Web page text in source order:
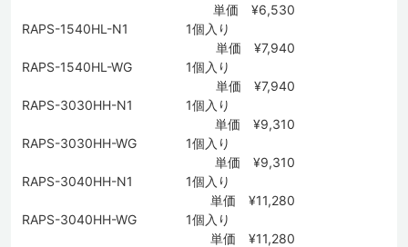
単価 ¥6,530
RAPS-1540HL-N1
1個入り
単価 ¥7,940
RAPS-1540HL-WG
1個入り
単価 ¥7,940
RAPS-3030HH-N1
1個入り
単価 ¥9,310
RAPS-3030HH-WG
1個入り
単価 ¥9,310
RAPS-3040HH-N1
1個入り
単価 ¥11,280
RAPS-3040HH-WG
1個入り
単価 ¥11,280